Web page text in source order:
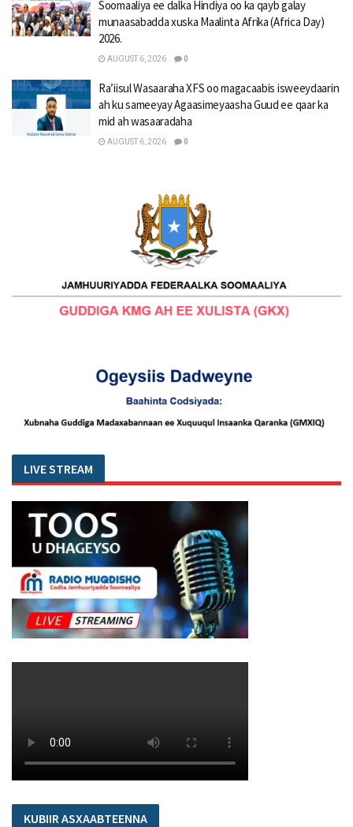
Soomaaliya ee dalka Hindiya oo ka qayb galay
munaasabadda xuska Maalinta Afrika (Africa Day)
2026.
AUGUST 6, 2026 0
Ra’iisul Wasaaraha XFS oo magacaabis isweeydaarin
ah ku sameeyay Agaasimeyaasha Guud ee qaar ka
mid ah wasaaradaha
AUGUST 6, 2026 0
LIVE STREAM
KUBIIR ASXAABTEENNA